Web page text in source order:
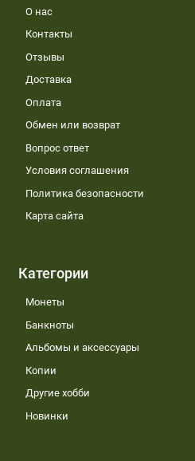
О нас
Контакты
Отзывы
Доставка
Оплата
Обмен или возврат
Вопрос ответ
Условия соглашения
Политика безопасности
Карта сайта
Категории
Монеты
Банкноты
Альбомы и аксессуары
Копии
Другие хобби
Новинки